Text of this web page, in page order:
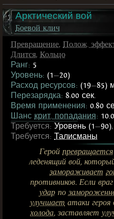
Арктический вой
Боевой клич
Превращение, Полож.
Длится, Кольцо
Ранг: 5
Уровень: (1—20)
Расход ресурсов: (19—85)
Перезарядка: 8.00 сек.
Время применения: 0.80
Шанс крит. попадания:
Требуется: Уровень (1—90),
Требуется: Талисманы
Герой превращается
леденящий вой,
замораживает
противников. Если враг
ударпо
улучшает атаки
холода, заставляет